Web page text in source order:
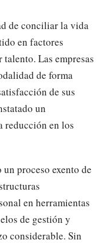
de conciliar la vida
en factores
Las empresas
de forma
de sus
un
reducción en los
proceso exento de
en herramientas
de gestión y
considerable. Sin